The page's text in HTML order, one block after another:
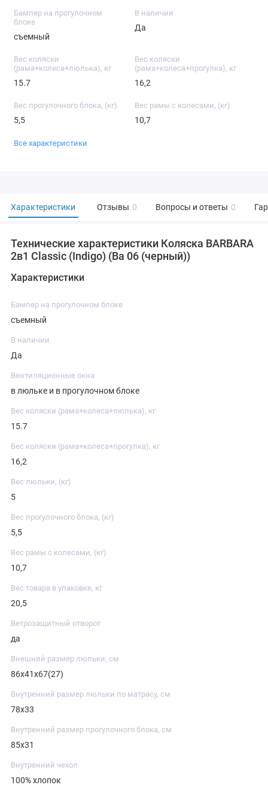
Бампер на прогулочном
блоке
съемный
В наличии
Да
Вес коляски
(рама+колеса+люлька), кг
15.7
Вес коляски
(рама+колеса+прогулка), кг
16,2
Вес прогулочного блока, (кг)
5,5
Вес рамы с колесами, (кг)
10,7
Все характеристики
Характеристики Отзывы 0 Вопросы и ответы 0
Технические характеристики Коляска BARBARA
2в1 Classic (Indigo) (Ba 06 (черный))
Характеристики
Бампер на прогулочном блоке
съемный
В наличии
Да
Вентиляционные окна
в люльке и в прогулочном блоке
Вес коляски (рама+колеса+люлька), кг
15.7
Вес коляски (рама+колеса+прогулка), кг
16,2
Вес люльки, (кг)
5
Вес прогулочного блока, (кг)
5,5
Вес рамы с колесами, (кг)
10,7
Вес товара в упаковке, кг
20,5
Ветрозащитный отворот
да
Внешний размер люльки, см
86х41х67(27)
Внутренний размер люльки по матрасу, см
78x33
Внутренний размер прогулочного блока, см
85x31
Внутренний чехол
100% хлопок